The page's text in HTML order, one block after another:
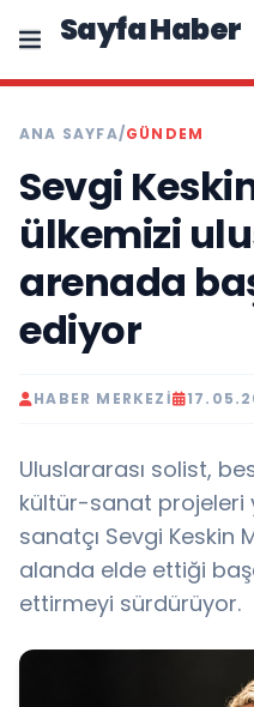
Sayfa Haber
ANA SAYFA/GÜNDEM
Sevgi
ülkemizi
arenada
ediyor
HABER MERKEZI
Uluslararası solist,
kültür-sanat projeleri
sanatçı Sevgi Keskin
alanda elde ettiği
ettirmeyi sürdürüyor.